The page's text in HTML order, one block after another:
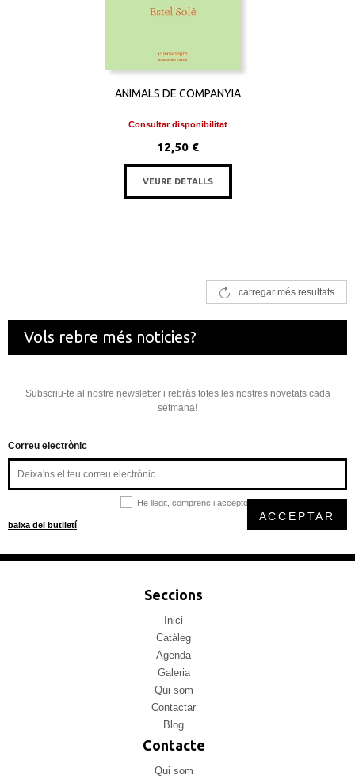
ANIMALS DE COMPANYIA
Consultar disponibilitat
12,50 €
VEURE DETALLS
carregar més resultats
Vols rebre més noticies?
Subscriu-te al nostre newsletter i rebràs totes les nostres novetats cada
setmana!
Correu electrònic
He llegit, comprenc i accepto la
baixa del butlletí
ACCEPTAR
Seccions
Inici
Catàleg
Agenda
Galeria
Qui som
Contactar
Blog
Contacte
Qui som